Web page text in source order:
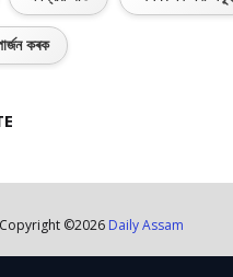
কৰক
Copyright ©2026 Daily Assam